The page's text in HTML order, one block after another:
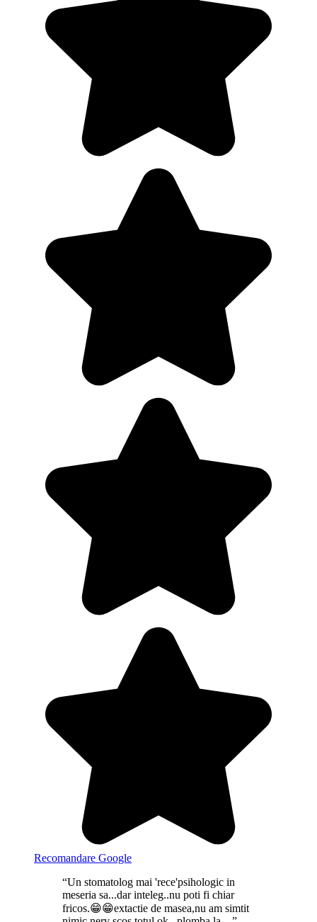
Recomandare Google
“Un stomatolog mai 'rece'psihologic in
meseria sa...dar inteleg..nu poti fi chiar
fricos.😁😁extactie de masea,nu am simtit